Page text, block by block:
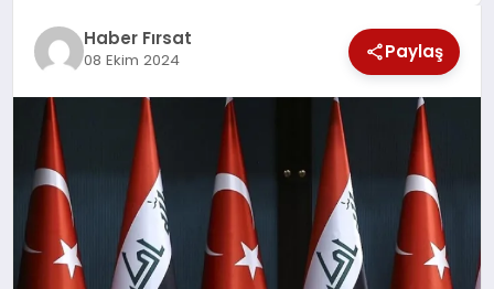
EKONOMİ
MAGAZİN
EĞİTİM
DÜNYA
Haber Fırsat
08 Ekim 2024 Paylaş